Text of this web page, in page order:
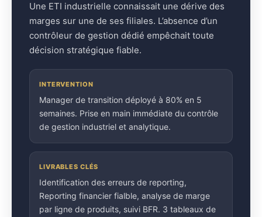
Une ETI industrielle connaissait une dérive des
marges sur une de ses filiales. L’absence d’un
contrôleur de gestion dédié empêchait toute
décision stratégique fiable.
INTERVENTION
Manager de transition déployé à 80% en 5
semaines. Prise en main immédiate du contrôle
de gestion industriel et analytique.
LIVRABLES CLÉS
Identification des erreurs de reporting,
Reporting financier fialble, analyse de marge
par ligne de produits, suivi BFR. 3 tableaux de